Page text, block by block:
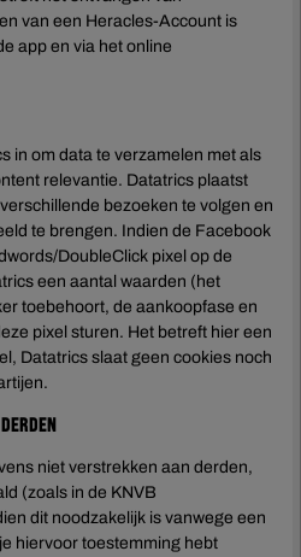
van een Heracles-Account is
app en via het online
in om data te verzamelen met als
relevantie. Datatrics plaatst
bezoeken te volgen en
te brengen. Indien de Facebook
DoubleClick pixel op de
een aantal waarden (het
toebehoort, de aankoopfase en
pixel sturen. Het betreft hier een
Datatrics slaat geen cookies noch
niet verstrekken aan derden,
(zoals in de KNVB
dit noodzakelijk is vanwege een
hiervoor toestemming hebt